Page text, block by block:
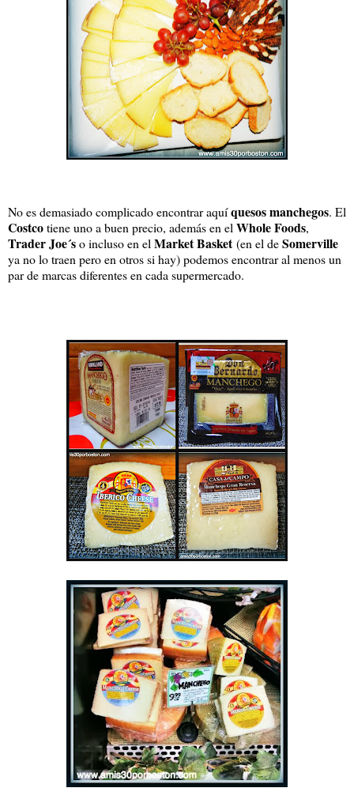
No es demasiado complicado encontrar aquíquesos manchegos. El
Costcotiene uno a buen precio, además en el Whole Foods,
Trader Joe´so incluso en el Market Basket (en el deSomerville
ya no lo traen pero en otros si hay) podemos encontrar al menos un
par de marcas diferentes en cada supermercado.